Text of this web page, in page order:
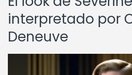
interpretado por
Deneuve